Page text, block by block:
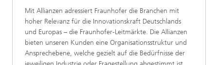
Mit Allianzen adressiert Fraunhofer die Branchen mit
hoher Relevanz für die Innovationskraft Deutschlands
und Europas – die Fraunhofer-Leitmärkte. Die Allianzen
bieten unseren Kunden eine Organisationsstruktur und
Ansprechebene, welche gezielt auf die Bedürfnisse der